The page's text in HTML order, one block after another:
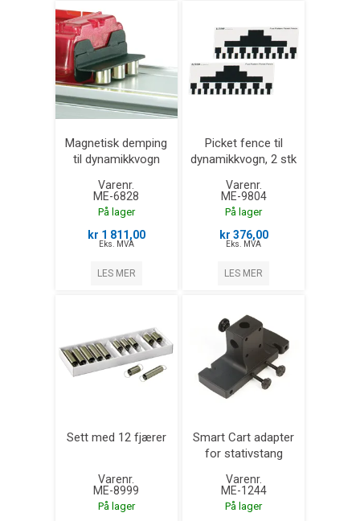
Magnetisk demping
til dynamikkvogn
Varenr.
ME-6828
På lager
kr 1 811,00
Eks. MVA
LES MER
Picket fence til
dynamikkvogn, 2 stk
Varenr.
ME-9804
På lager
kr 376,00
Eks. MVA
LES MER
Sett med 12 fjærer
Varenr.
ME-8999
På lager
Smart Cart adapter
for stativstang
Varenr.
ME-1244
På lager